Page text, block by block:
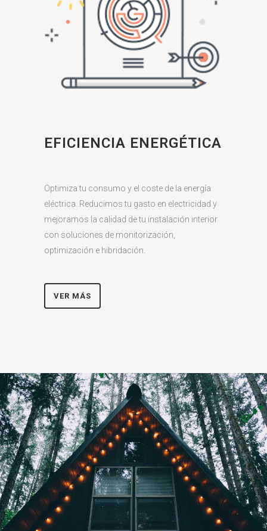
EFICIENCIA ENERGÉTICA
Optimiza tu consumo y el coste de la energía
eléctrica. Reducimos tu gasto en electricidad y
mejoramos la calidad de tu instalación interior
con soluciones de monitorización,
optimización e hibridación.
VER MÁS